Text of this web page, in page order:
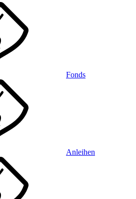
Fonds
Anleihen